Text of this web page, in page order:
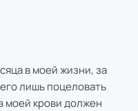
в моей жизни, за
лишь поцеловать
моей крови должен